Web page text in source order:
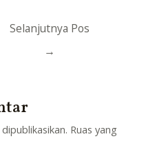
Selanjutnya Pos
→
Ruas yang